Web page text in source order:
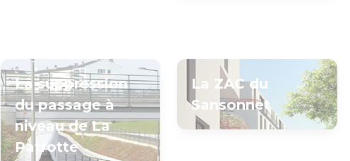
La suppression
du passage à
niveau de La
Patrotte
La ZAC du
Sansonnet